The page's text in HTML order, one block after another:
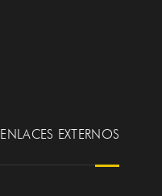
ENLACES EXTERNOS